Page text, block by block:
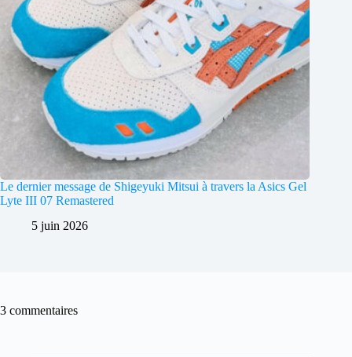
Le dernier message de Shigeyuki Mitsui à travers la Asics Gel
Lyte III 07 Remastered
5 juin 2026
3 commentaires